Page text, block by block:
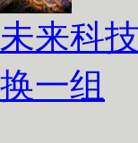
未来科
换一组